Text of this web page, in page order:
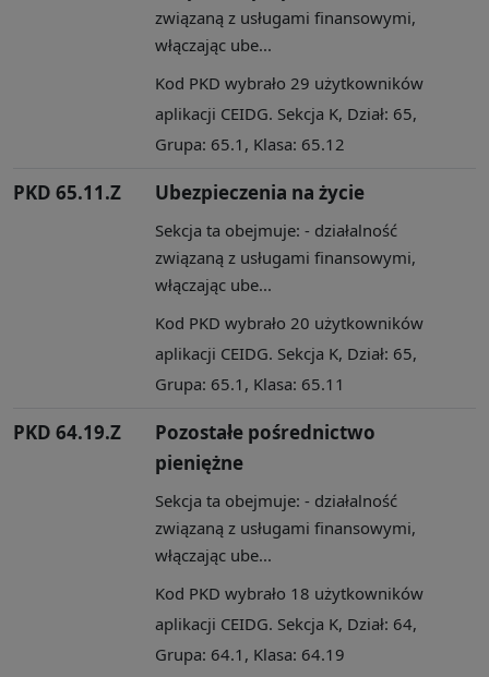
związaną z usługami finansowymi,
włączając ube...
Kod PKD wybrało 29 użytkowników
aplikacji CEIDG. Sekcja K, Dział: 65,
Grupa: 65.1, Klasa: 65.12
PKD 65.11.Z Ubezpieczenia na życie
Sekcja ta obejmuje: - działalność
związaną z usługami finansowymi,
włączając ube...
Kod PKD wybrało 20 użytkowników
aplikacji CEIDG. Sekcja K, Dział: 65,
Grupa: 65.1, Klasa: 65.11
PKD 64.19.Z
Pozostałe pośrednictwo
pieniężne
Sekcja ta obejmuje: - działalność
związaną z usługami finansowymi,
włączając ube...
Kod PKD wybrało 18 użytkowników
aplikacji CEIDG. Sekcja K, Dział: 64,
Grupa: 64.1, Klasa: 64.19